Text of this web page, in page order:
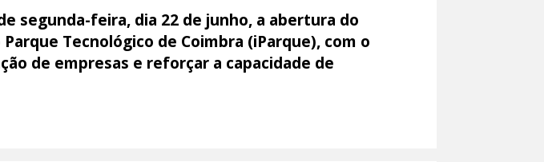
segunda-feira, dia 22 de junho, a abertura do
Tecnológico de Coimbra (iParque), com o
de empresas e reforçar a capacidade de